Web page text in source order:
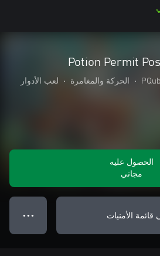
Potion Permit
• الحركة والمغامرة • لعب الأدوار
الحصول عليه
مجاني
قائمة الأمنيات ● ● ●